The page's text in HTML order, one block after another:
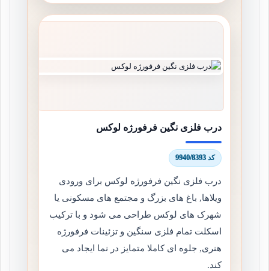
درب فلزی نگین فرفورژه لوکس
کد 9940/8393
درب فلزی نگین فرفورژه لوکس برای ورودی
ویلاها, باغ های بزرگ و مجتمع های مسکونی یا
شهرک های لوکس طراحی می شود و با ترکیب
اسکلت تمام فلزی سنگین و تزئینات فرفورژه
هنری, جلوه ای کاملا متمایز در نما ایجاد می
کند.